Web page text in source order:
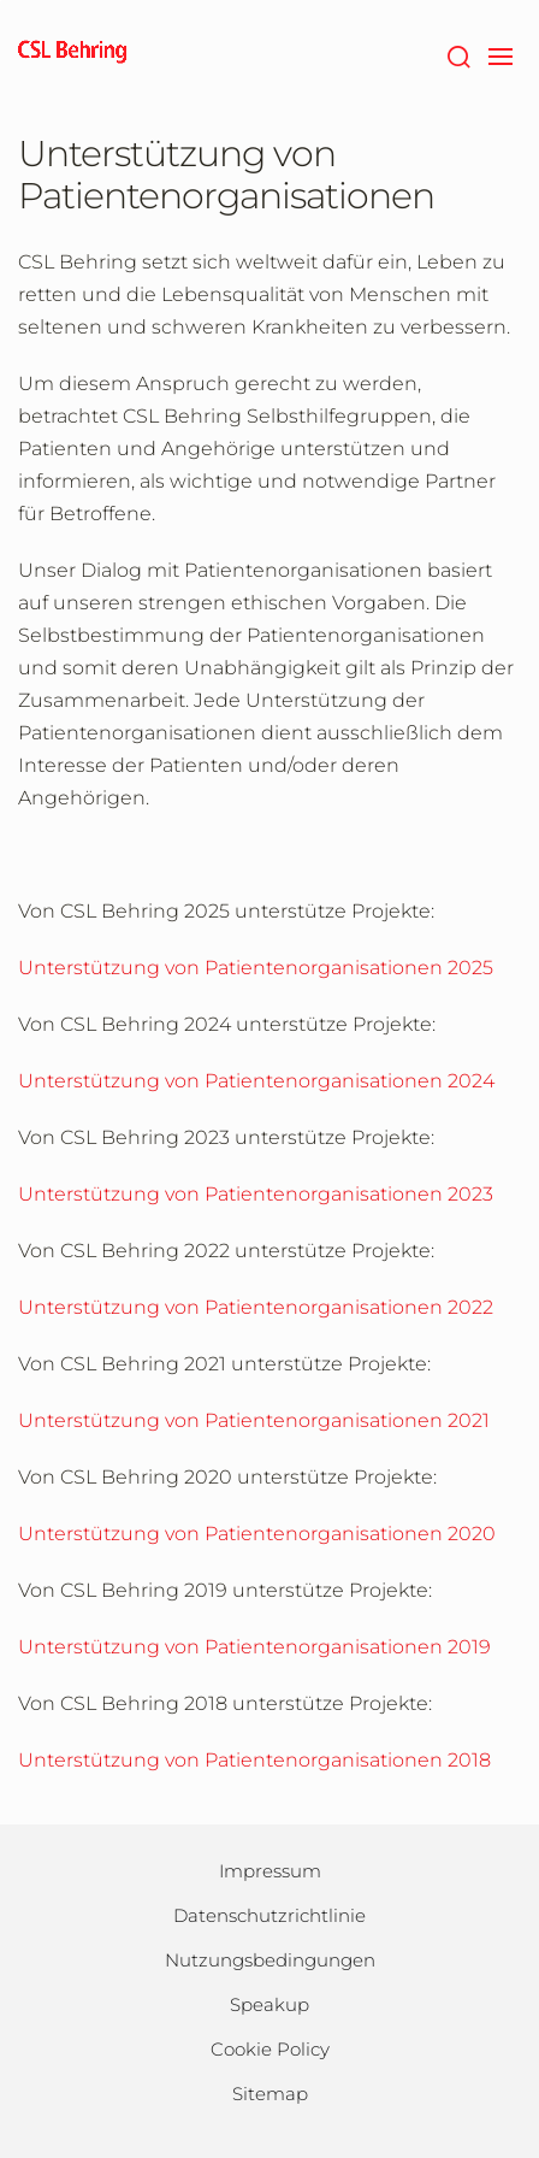
Hauptinhalt
springen
Unterstützung von
Patientenorganisationen
CSL Behring setzt sich weltweit dafür ein, Leben zu
retten und die Lebensqualität von Menschen mit
seltenen und schweren Krankheiten zu verbessern.
Um diesem Anspruch gerecht zu werden,
betrachtet CSL Behring Selbsthilfegruppen, die
Patienten und Angehörige unterstützen und
informieren, als wichtige und notwendige Partner
für Betroffene.
Unser Dialog mit Patientenorganisationen basiert
auf unseren strengen ethischen Vorgaben. Die
Selbstbestimmung der Patientenorganisationen
und somit deren Unabhängigkeit gilt als Prinzip der
Zusammenarbeit. Jede Unterstützung der
Patientenorganisationen dient ausschließlich dem
Interesse der Patienten und/oder deren
Angehörigen.
Von CSL Behring 2025 unterstütze Projekte:
Unterstützung von Patientenorganisationen 2025
Von CSL Behring 2024 unterstütze Projekte:
Unterstützung von Patientenorganisationen 2024
Von CSL Behring 2023 unterstütze Projekte:
Unterstützung von Patientenorganisationen 2023
Von CSL Behring 2022 unterstütze Projekte:
Unterstützung von Patientenorganisationen 2022
Von CSL Behring 2021 unterstütze Projekte:
Unterstützung von Patientenorganisationen 2021
Von CSL Behring 2020 unterstütze Projekte:
Unterstützung von Patientenorganisationen 2020
Von CSL Behring 2019 unterstütze Projekte:
Unterstützung von Patientenorganisationen 2019
Von CSL Behring 2018 unterstütze Projekte:
Unterstützung von Patientenorganisationen 2018
Impressum
Datenschutzrichtlinie
Nutzungsbedingungen
Speakup
Cookie Policy
Sitemap